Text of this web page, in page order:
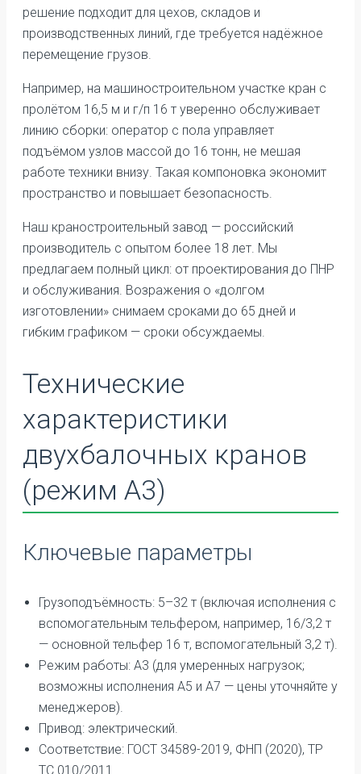
решение подходит для цехов, складов и
производственных линий, где требуется надёжное
перемещение грузов.
Например, на машиностроительном участке кран с
пролётом 16,5 м и г/п 16 т уверенно обслуживает
линию сборки: оператор с пола управляет
подъёмом узлов массой до 16 тонн, не мешая
работе техники внизу. Такая компоновка экономит
пространство и повышает безопасность.
Наш краностроительный завод — российский
производитель с опытом более 18 лет. Мы
предлагаем полный цикл: от проектирования до ПНР
и обслуживания. Возражения о «долгом
изготовлении» снимаем сроками до 65 дней и
гибким графиком — сроки обсуждаемы.
Технические
характеристики
двухбалочных кранов
(режим А3)
Ключевые параметры
Грузоподъёмность: 5–32 т (включая исполнения с
вспомогательным тельфером, например, 16/3,2 т
— основной тельфер 16 т, вспомогательный 3,2 т).
Режим работы: А3 (для умеренных нагрузок;
возможны исполнения А5 и А7 — цены уточняйте у
менеджеров).
Привод: электрический.
Соответствие: ГОСТ 34589-2019, ФНП (2020), ТР
ТС 010/2011.